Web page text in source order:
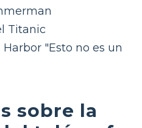
Titanic
"Esto no es un
sobre la